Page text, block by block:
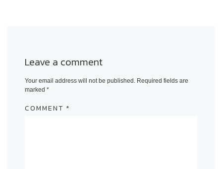
Leave a comment
Your email address will not be published.
Required fields are
marked *
COMMENT *